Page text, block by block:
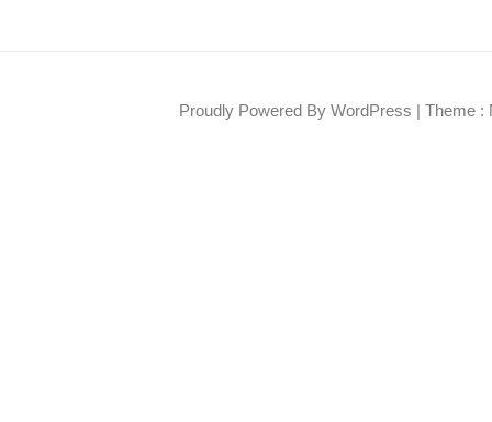
Proudly Powered By WordPress | Theme :